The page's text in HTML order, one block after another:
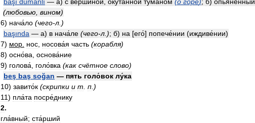
(любовью вином)
6) нача́ло (чего-л .)
başında — а) в нача́ле (чего-л .); б) на [его́] попече́нии (иждиве́нии)
7) мор нос носова́я часть (корабля)
8) осно́ва основа́ние
9) голова́ голо́вка (как счётное слово)
beş baş soğan — пять голо́вок лу́ка
10) завито́к (скрипки и т п .)
11) пла́та посре́днику
2.
гла́вный; ста́рший